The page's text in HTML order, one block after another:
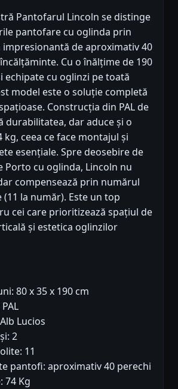
Pantofarul Lincoln se distinge
pantofare cu oglinda prin
impresionantă de aproximativ 40
Cu o înălțime de 190
echipate cu oglinzi pe toată
model este o soluție completă
Construcția din PAL de
durabilitatea, dar aduce și o
kg, ceea ce face montajul și
esențiale. Spre deosebire de
Porto cu oglinda, Lincoln nu
compensează prin numărul
la număr). Este un top
cei care prioritizează spațiul de
și estetica oglinzilor
80 x 35 x 190 cm
Lucios
2
11
pantofi: aproximativ 40 perechi
74 Kg